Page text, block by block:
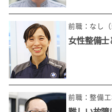
整備の最先端を極めてい
前職：なし（
女性整備士
前職：整備